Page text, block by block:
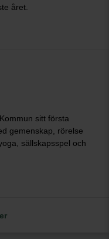
året.
sitt första
gemenskap, rörelse
sällskapsspel och